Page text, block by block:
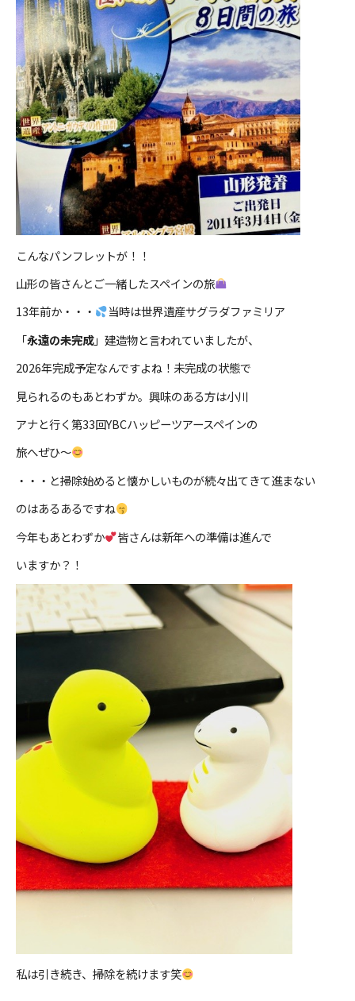
こんなパンフレットが！！
山形の皆さんとご一緒したスペインの旅
13年前か・・・
当時は世界遺産サグラダファミリア
「永遠の未完成」建造物と言われていましたが、
2026年完成予定なんですよね！未完成の状態で
見られるのもあとわずか。興味のある方は小川
アナと行く第33回YBCハッピーツアースペインの
旅へぜひ～
・・・と掃除始めると懐かしいものが続々出てきて進まない
のはあるあるですね
今年もあとわずか
皆さんは新年への準備は進んで
いますか？！
私は引き続き、掃除を続けます笑